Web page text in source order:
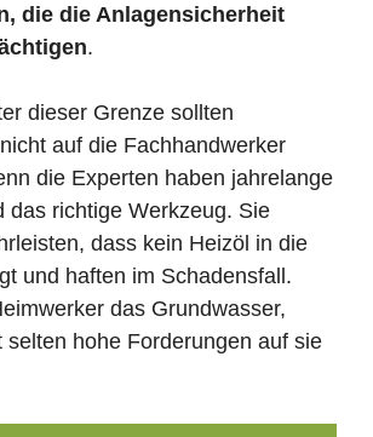
die die Anlagensicherheit
.
dieser Grenze sollten
auf die Fachhandwerker
die Experten haben jahrelange
das richtige Werkzeug. Sie
dass kein Heizöl in die
und haften im Schadensfall.
das Grundwasser,
selten hohe Forderungen auf sie